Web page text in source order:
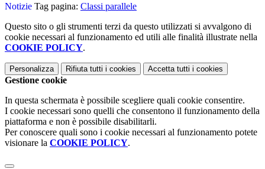
Notizie Tag pagina: Classi parallele
Questo sito o gli strumenti terzi da questo utilizzati si avvalgono di
cookie necessari al funzionamento ed utili alle finalità illustrate nella
COOKIE POLICY.
Personalizza Rifiuta tutti i cookies Accetta tutti i cookies
Gestione cookie
In questa schermata è possibile scegliere quali cookie consentire.
I cookie necessari sono quelli che consentono il funzionamento della
piattaforma e non è possibile disabilitarli.
Per conoscere quali sono i cookie necessari al funzionamento potete
visionare la COOKIE POLICY.